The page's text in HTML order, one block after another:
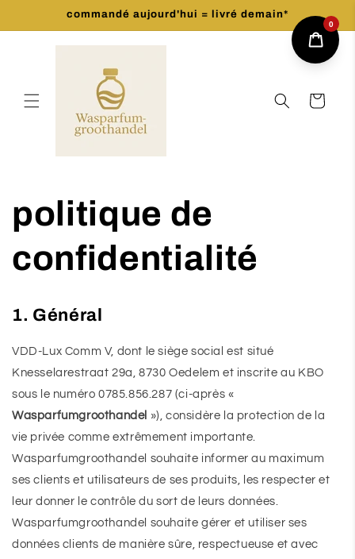
au
contenu
commandé aujourd'hui = livré demain*
Panier
politique de
confidentialité
1. Général
VDD-Lux Comm V, dont le siège social est situé
Knesselarestraat 29a, 8730 Oedelem et inscrite au KBO
sous le numéro 0785.856.287 (ci-après «
Wasparfumgroothandel »), considère la protection de la
vie privée comme extrêmement importante.
Wasparfumgroothandel souhaite informer au maximum
ses clients et utilisateurs de ses produits, les respecter et
leur donner le contrôle du sort de leurs données.
Wasparfumgroothandel souhaite gérer et utiliser ses
données clients de manière sûre, respectueuse et avec
0